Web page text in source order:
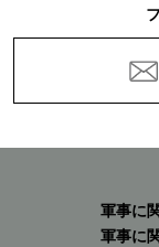
軍事に
軍事に